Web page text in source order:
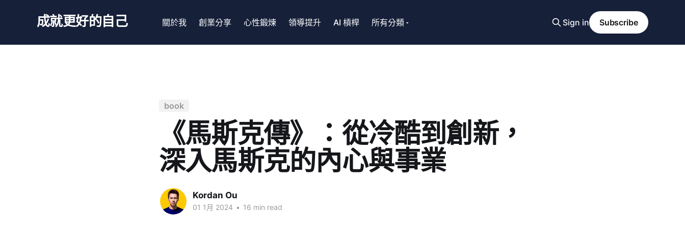
成就更好的自己 關於我 創業分享 心性鍛煉 領導提升 AI 槓桿 所有分類 Sign in Subscribe
book
《馬斯克傳》：從冷酷到創新，
深入馬斯克的內心與事業
Kordan Ou
01 1月 2024 • 16 min read